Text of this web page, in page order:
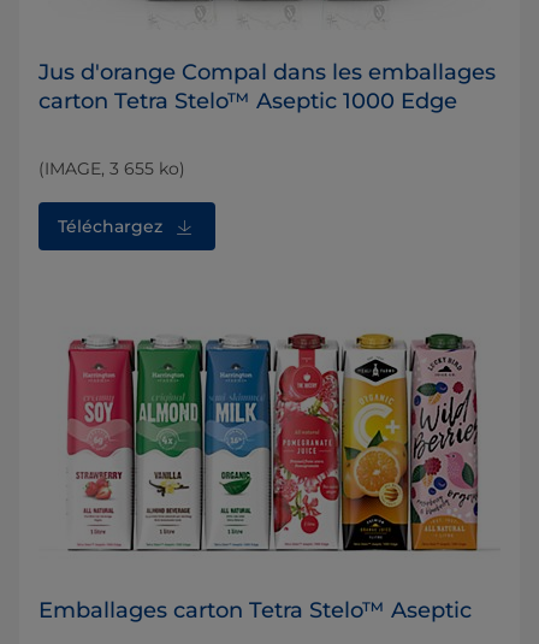
Jus d'orange Compal dans les emballages
carton Tetra Stelo™ Aseptic 1000 Edge
(IMAGE, 3 655 ko)
Téléchargez
Emballages carton Tetra Stelo™ Aseptic